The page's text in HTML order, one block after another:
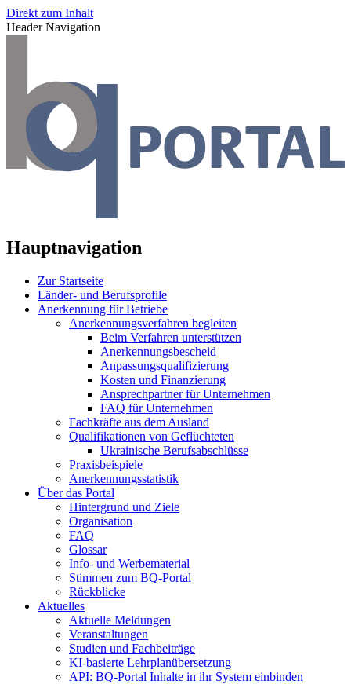
Direkt zum Inhalt
Header Navigation
Hauptnavigation
Zur Startseite
Länder- und Berufsprofile
Anerkennung für Betriebe
Anerkennungsverfahren begleiten
Beim Verfahren unterstützen
Anerkennungsbescheid
Anpassungsqualifizierung
Kosten und Finanzierung
Ansprechpartner für Unternehmen
FAQ für Unternehmen
Fachkräfte aus dem Ausland
Qualifikationen von Geflüchteten
Ukrainische Berufsabschlüsse
Praxisbeispiele
Anerkennungsstatistik
Über das Portal
Hintergrund und Ziele
Organisation
FAQ
Glossar
Info- und Werbematerial
Stimmen zum BQ-Portal
Rückblicke
Aktuelles
Aktuelle Meldungen
Veranstaltungen
Studien und Fachbeiträge
KI-basierte Lehrplanübersetzung
API: BQ-Portal Inhalte in ihr System einbinden